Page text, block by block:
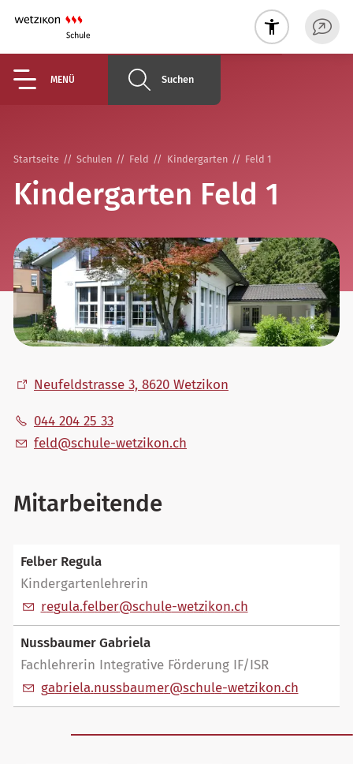
MENÜ Suchen
Startseite Schulen Feld Kindergarten Feld 1
Kindergarten Feld 1
Neufeldstrasse 3, 8620 Wetzikon
044 204 25 33
f ld sch l -w tz k n ch
Mitarbeitende
Felber Regula
Kindergartenlehrerin
r g l f lb r sch l -w tz k n ch
Nussbaumer Gabriela
Fachlehrerin Integrative Förderung IF/ISR
g br l n ssb m r sch l -w tz k n ch